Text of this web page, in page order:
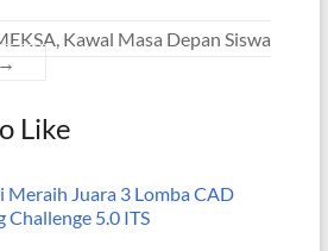
Kawal Masa Depan Siswa
→
Like